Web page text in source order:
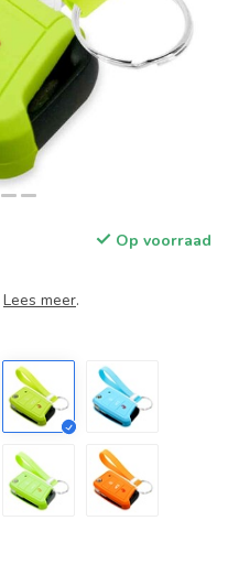
Op voorraad
Lees meer.